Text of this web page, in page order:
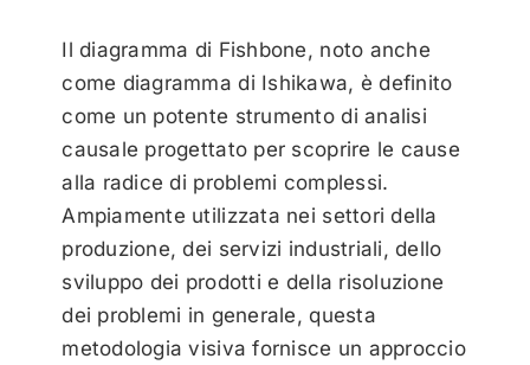
Il diagramma di Fishbone, noto anche
come diagramma di Ishikawa, è definito
come un potente strumento di analisi
causale progettato per scoprire le cause
alla radice di problemi complessi.
Ampiamente utilizzata nei settori della
produzione, dei servizi industriali, dello
sviluppo dei prodotti e della risoluzione
dei problemi in generale, questa
metodologia visiva fornisce un approccio